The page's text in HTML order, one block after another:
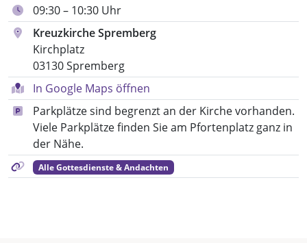
09:30 – 10:30 Uhr
Kreuzkirche Spremberg
Kirchplatz
03130 Spremberg
In Google Maps öffnen
Parkplätze sind begrenzt an der Kirche vorhanden.
Viele Parkplätze finden Sie am Pfortenplatz ganz in
der Nähe.
Alle Gottesdienste & Andachten